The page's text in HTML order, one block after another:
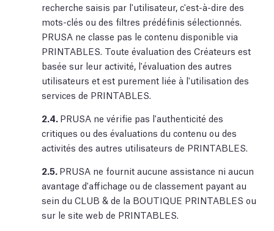
recherche saisis par l'utilisateur, c'est-à-dire des
mots-clés ou des filtres prédéfinis sélectionnés.
PRUSA ne classe pas le contenu disponible via
PRINTABLES. Toute évaluation des Créateurs est
basée sur leur activité, l'évaluation des autres
utilisateurs et est purement liée à l'utilisation des
services de PRINTABLES.
2.4. PRUSA ne vérifie pas l'authenticité des
critiques ou des évaluations du contenu ou des
activités des autres utilisateurs de PRINTABLES.
2.5. PRUSA ne fournit aucune assistance ni aucun
avantage d'affichage ou de classement payant au
sein du CLUB & de la BOUTIQUE PRINTABLES ou
sur le site web de PRINTABLES.